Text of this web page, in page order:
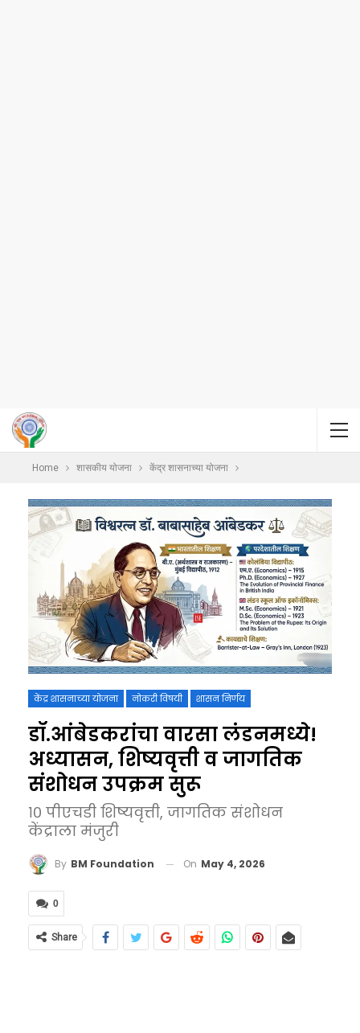
Home शासकीय योजना केंद्र शासनाच्या योजना
केंद्र शासनाच्या योजना नोकरी विषयी शासन निर्णय
डॉ.आंबेडकरांचा वारसा लंडनमध्ये!
अध्यासन, शिष्यवृत्ती व जागतिक
संशोधन उपक्रम सुरू
१० पीएचडी शिष्यवृत्ती, जागतिक संशोधन
केंद्राला मंजुरी
By BM Foundation On May 4, 2026
0
Share